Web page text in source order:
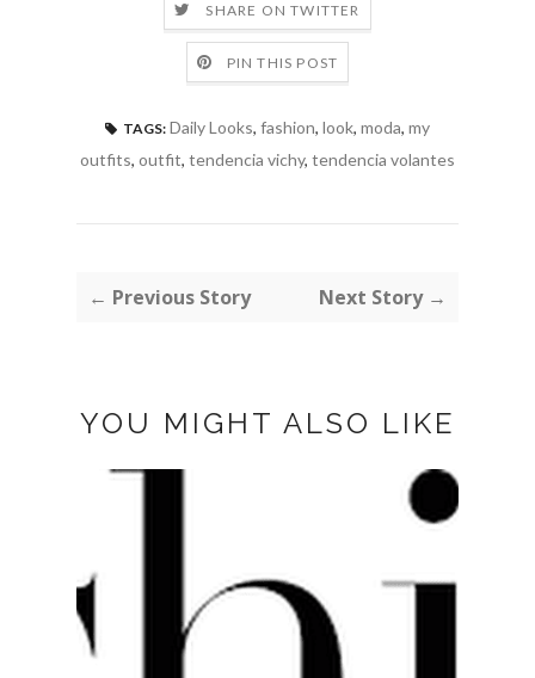
SHARE ON TWITTER
PIN THIS POST
TAGS: Daily Looks, fashion, look, moda, my
outfits, outfit, tendencia vichy, tendencia volantes
← Previous Story Next Story →
YOU MIGHT ALSO LIKE